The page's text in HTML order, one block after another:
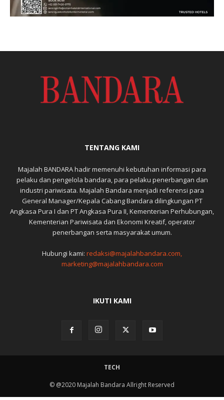
TENTANG KAMI
Majalah BANDARA hadir memenuhi kebutuhan informasi para
pelaku dan pengelola bandara, para pelaku penerbangan dan
industri pariwisata. Majalah Bandara menjadi referensi para
General Manager/Kepala Cabang Bandara dilingkungan PT
Angkasa Pura I dan PT Angkasa Pura II, Kementerian Perhubungan,
Kementerian Pariwisata dan Ekonomi Kreatif, operator
penerbangan serta masyarakat umum.
Hubungi kami: redaksi@majalahbandara.com,
marketing@majalahbandara.com
IKUTI KAMI
TECH
© @2020 Majalah Bandara Allright Reserved